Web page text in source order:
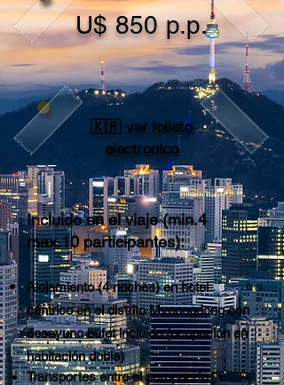
U$ 850 p.p.
🇰🇷 ver folleto
electronico
Incluido en el viaje (min.4
max.10participantes):
Alojamiento (4 noches) en hotel
céntrico en el distrito Myeongdongcon
desayuno bufet incluido (ocupación en
habitación doble)
Transportes entre el aeropuerto